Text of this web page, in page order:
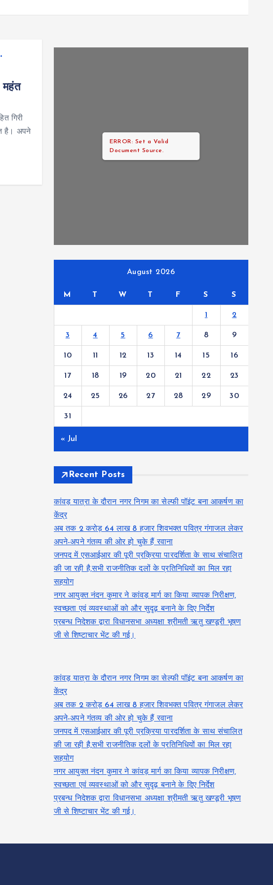
महंत
गिरी
है। अपने
ERROR: Set a Valid
Document Source.
August 2026
M T W T F S S
1 2
3 4 5 6 7 8 9
10 11 12 13 14 15 16
17 18 19 20 21 22 23
24 25 26 27 28 29 30
31
« Jul
Recent Posts
कांवड़ यात्रा के दौरान नगर निगम का सेल्फी पॉइंट बना आकर्षण का
केंद्र
अब तक 2 करोड़ 64 लाख 8 हजार शिवभक्त पवित्र गंगाजल लेकर
अपने-अपने गंतव्य की ओर हो चुके हैं रवाना
जनपद में एसआईआर की पूरी प्रक्रिया पारदर्शिता के साथ संचालित
की जा रही है,सभी राजनीतिक दलों के प्रतिनिधियों का मिल रहा
सहयोग
नगर आयुक्त नंदन कुमार ने कांवड़ मार्ग का किया व्यापक निरीक्षण,
स्वच्छता एवं व्यवस्थाओं को और सुदृढ़ बनाने के दिए निर्देश
प्रबन्ध निदेशक द्वारा विधानसभा अध्यक्षा श्रीमती ऋतु खण्डूरी भूषण
जी से शिष्टाचार भेंट की गई।
कांवड़ यात्रा के दौरान नगर निगम का सेल्फी पॉइंट बना आकर्षण का
केंद्र
अब तक 2 करोड़ 64 लाख 8 हजार शिवभक्त पवित्र गंगाजल लेकर
अपने-अपने गंतव्य की ओर हो चुके हैं रवाना
जनपद में एसआईआर की पूरी प्रक्रिया पारदर्शिता के साथ संचालित
की जा रही है,सभी राजनीतिक दलों के प्रतिनिधियों का मिल रहा
सहयोग
नगर आयुक्त नंदन कुमार ने कांवड़ मार्ग का किया व्यापक निरीक्षण,
स्वच्छता एवं व्यवस्थाओं को और सुदृढ़ बनाने के दिए निर्देश
प्रबन्ध निदेशक द्वारा विधानसभा अध्यक्षा श्रीमती ऋतु खण्डूरी भूषण
जी से शिष्टाचार भेंट की गई।